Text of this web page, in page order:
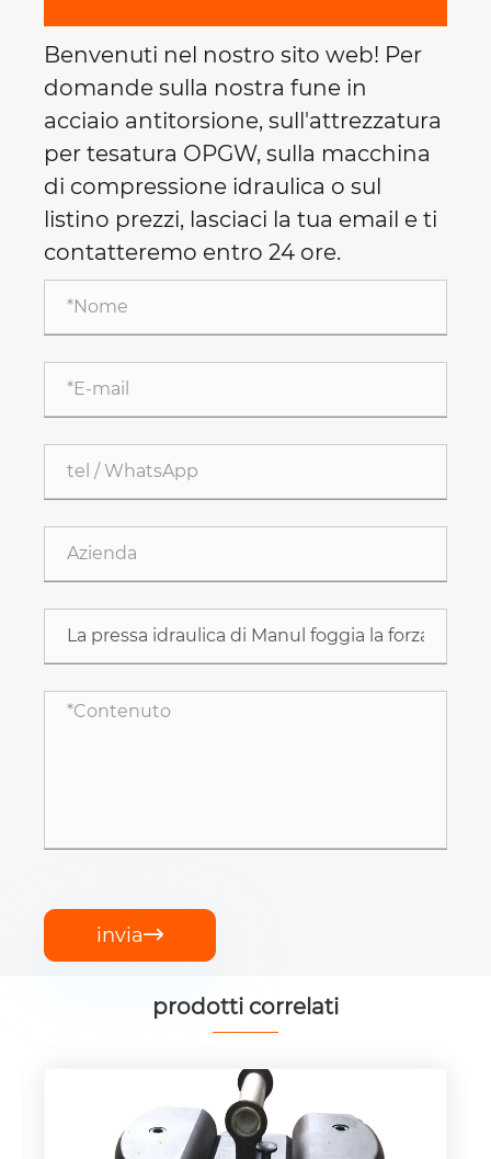
Benvenuti nel nostro sito web! Per
domande sulla nostra fune in
acciaio antitorsione, sull'attrezzatura
per tesatura OPGW, sulla macchina
di compressione idraulica o sul
listino prezzi, lasciaci la tua email e ti
contatteremo entro 24 ore.
invia
prodotti correlati